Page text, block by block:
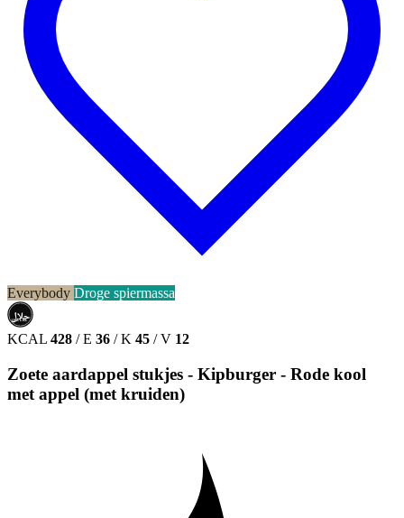
Everybody Droge spiermassa
حلال
HALAL
KCAL 428 / E 36 / K 45 / V 12
Zoete aardappel stukjes - Kipburger - Rode kool
met appel (met kruiden)